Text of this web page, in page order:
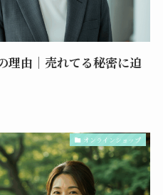
由｜売れてる秘密に迫
オンラインショップ